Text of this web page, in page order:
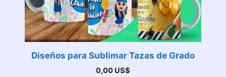
Diseños para Sublimar Tazas de Grado
0,00 US$